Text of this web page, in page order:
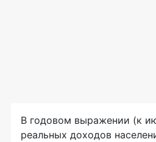
В годовом выражении (к
реальных доходов